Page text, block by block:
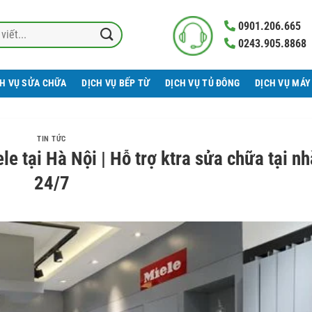
0901.206.665
0243.905.8868
VỤ SỬA CHỮA DỊCH VỤ BẾP TỪ DỊCH VỤ TỦ ĐÔNG DỊCH VỤ
TIN TỨC
tại Hà Nội | Hỗ trợ ktra sửa chữa tại
24/7